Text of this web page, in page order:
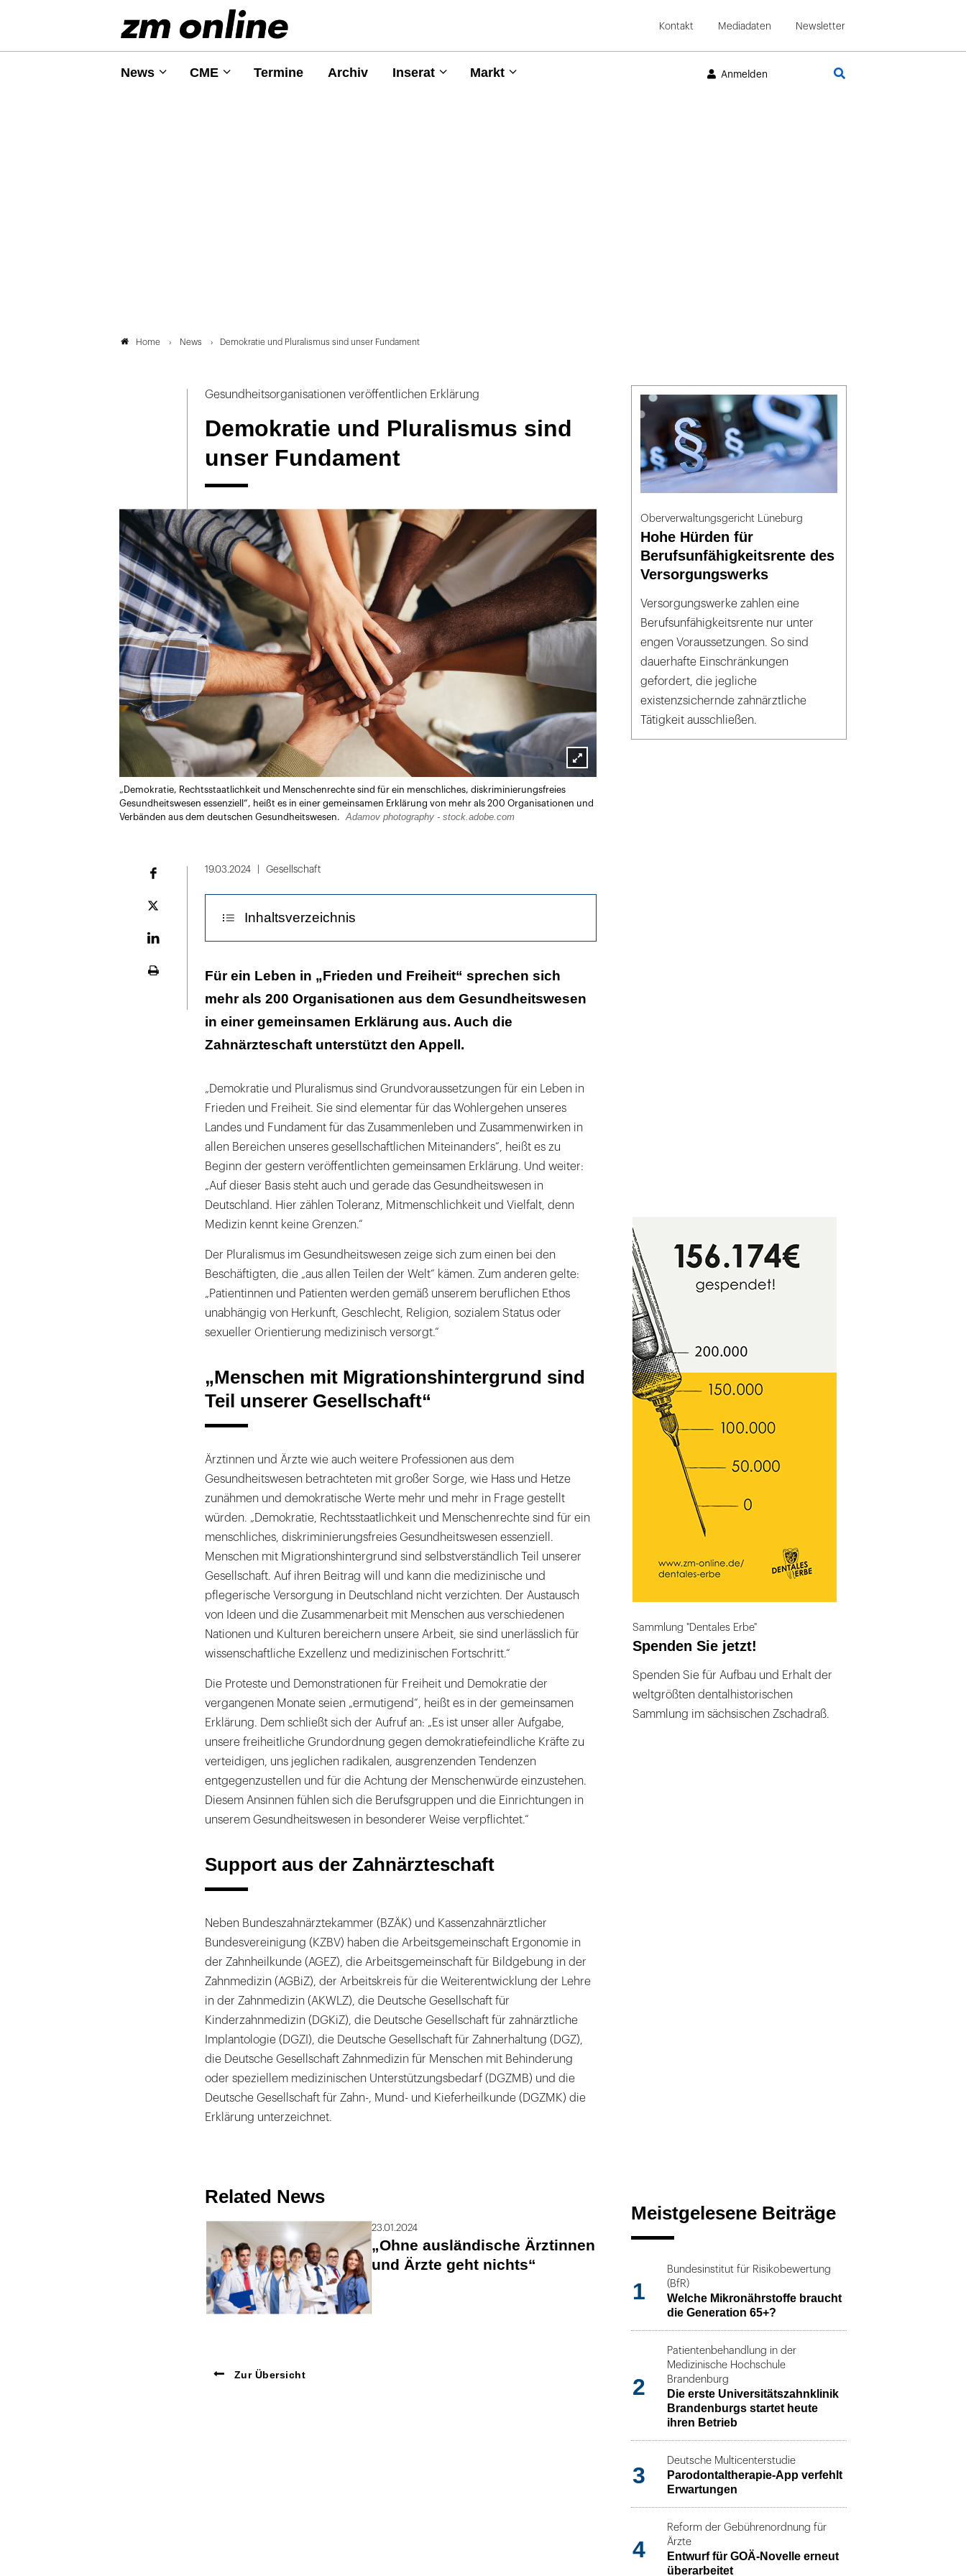
Kontakt Mediadaten Newsletter
News CME Termine Archiv Inserat Markt Anmelden
Home News Demokratie und Pluralismus sind unser Fundament
Gesundheitsorganisationen veröffentlichen Erklärung
Demokratie und Pluralismus sind
unser Fundament
Lightbox
öffnen
„Demokratie, Rechtsstaatlichkeit und Menschenrechte sind für ein menschliches, diskriminierungsfreies
Gesundheitswesen essenziell“, heißt es in einer gemeinsamen Erklärung von mehr als 200 Organisationen und
Verbänden aus dem deutschen Gesundheitswesen.
Adamov photography - stock.adobe.com
Plattform
19.03.2024 Gesellschaft
Inhaltsverzeichnis
„Menschen mit Migrationshintergrund sind Teil unserer
Support aus der Zahnärzteschaft
Für ein Leben in „Frieden und Freiheit“ sprechen sich
mehr als 200 Organisationen aus dem Gesundheitswesen
in einer gemeinsamen Erklärung aus. Auch die
Zahnärzteschaft unterstützt den Appell.
„Demokratie und Pluralismus sind Grundvoraussetzungen für ein Leben in
Frieden und Freiheit. Sie sind elementar für das Wohlergehen unseres
Landes und Fundament für das Zusammenleben und Zusammenwirken in
allen Bereichen unseres gesellschaftlichen Miteinanders“, heißt es zu
Beginn der gestern veröffentlichten gemeinsamen Erklärung. Und weiter:
„Auf dieser Basis steht auch und gerade das Gesundheitswesen in
Deutschland. Hier zählen Toleranz, Mitmenschlichkeit und Vielfalt, denn
Medizin kennt keine Grenzen.“
Der Pluralismus im Gesundheitswesen zeige sich zum einen bei den
Beschäftigten, die „aus allen Teilen der Welt“ kämen. Zum anderen gelte:
„Patientinnen und Patienten werden gemäß unserem beruflichen Ethos
unabhängig von Herkunft, Geschlecht, Religion, sozialem Status oder
sexueller Orientierung medizinisch versorgt.“
„Menschen mit Migrationshintergrund sind
Teil unserer Gesellschaft“
Ärztinnen und Ärzte wie auch weitere Professionen aus dem
Gesundheitswesen betrachteten mit großer Sorge, wie Hass und Hetze
zunähmen und demokratische Werte mehr und mehr in Frage gestellt
würden. „Demokratie, Rechtsstaatlichkeit und Menschenrechte sind für ein
menschliches, diskriminierungsfreies Gesundheitswesen essenziell.
Menschen mit Migrationshintergrund sind selbstverständlich Teil unserer
Gesellschaft. Auf ihren Beitrag will und kann die medizinische und
pflegerische Versorgung in Deutschland nicht verzichten. Der Austausch
von Ideen und die Zusammenarbeit mit Menschen aus verschiedenen
Nationen und Kulturen bereichern unsere Arbeit, sie sind unerlässlich für
wissenschaftliche Exzellenz und medizinischen Fortschritt.“
Die Proteste und Demonstrationen für Freiheit und Demokratie der
vergangenen Monate seien „ermutigend“, heißt es in der gemeinsamen
Erklärung. Dem schließt sich der Aufruf an: „Es ist unser aller Aufgabe,
unsere freiheitliche Grundordnung gegen demokratiefeindliche Kräfte zu
verteidigen, uns jeglichen radikalen, ausgrenzenden Tendenzen
entgegenzustellen und für die Achtung der Menschenwürde einzustehen.
Diesem Ansinnen fühlen sich die Berufsgruppen und die Einrichtungen in
unserem Gesundheitswesen in besonderer Weise verpflichtet.“
Support aus der Zahnärzteschaft
Neben Bundeszahnärztekammer (BZÄK) und Kassenzahnärztlicher
Bundesvereinigung (KZBV) haben die Arbeitsgemeinschaft Ergonomie in
der Zahnheilkunde (AGEZ), die Arbeitsgemeinschaft für Bildgebung in der
Zahnmedizin (AGBiZ), der Arbeitskreis für die Weiterentwicklung der Lehre
in der Zahnmedizin (AKWLZ), die Deutsche Gesellschaft für
Kinderzahnmedizin (DGKiZ), die Deutsche Gesellschaft für zahnärztliche
Implantologie (DGZI), die Deutsche Gesellschaft für Zahnerhaltung (DGZ),
die Deutsche Gesellschaft Zahnmedizin für Menschen mit Behinderung
oder speziellem medizinischen Unterstützungsbedarf (DGZMB) und die
Deutsche Gesellschaft für Zahn-, Mund- und Kieferheilkunde (DGZMK) die
Erklärung unterzeichnet.
Related News
23.01.2024
„Ohne ausländische Ärztinnen
und Ärzte geht nichts“
Zur Übersicht
Oberverwaltungsgericht Lüneburg
Hohe Hürden für
Berufsunfähigkeitsrente des
Versorgungswerks
Versorgungswerke zahlen eine
Berufsunfähigkeitsrente nur unter
engen Voraussetzungen. So sind
dauerhafte Einschränkungen
gefordert, die jegliche
existenzsichernde zahnärztliche
Tätigkeit ausschließen.
Sammlung "Dentales Erbe"
Spenden Sie jetzt!
Spenden Sie für Aufbau und Erhalt der
weltgrößten dentalhistorischen
Sammlung im sächsischen Zschadraß.
Meistgelesene Beiträge
1
Bundesinstitut für Risikobewertung
(BfR)
Welche Mikronährstoffe braucht
die Generation 65+?
2
Patientenbehandlung in der
Medizinische Hochschule
Brandenburg
Die erste Universitätszahnklinik
Brandenburgs startet heute
ihren Betrieb
3
Deutsche Multicenterstudie
Parodontaltherapie-App verfehlt
Erwartungen
4
Reform der Gebührenordnung für
Ärzte
Entwurf für GOÄ-Novelle erneut
überarbeitet